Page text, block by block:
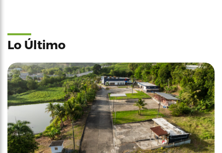
Lo Último